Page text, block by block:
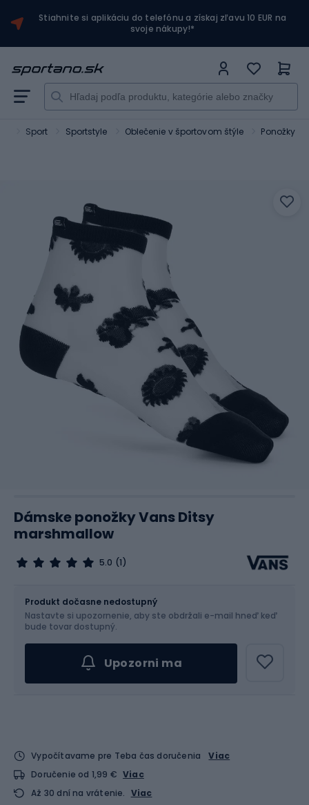
Stiahnite si aplikáciu do telefónu a získaj zľavu 10 EUR na
svoje nákupy!*
Sport Sportstyle Oblečenie v športovom štýle Ponožky
Dámske ponožky Vans Ditsy
marshmallow
5.0 (1)
Produkt dočasne nedostupný
Nastavte si upozornenie, aby ste obdržali e-mail hneď keď
bude tovar dostupný.
Upozorni ma
Vypočítavame pre Teba čas doručenia
Viac
Doručenie od 1,99 € Viac
Až 30 dní na vrátenie. Viac